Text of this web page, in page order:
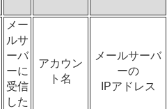
メー
ルサ
ーバ
ーに
受信
した
アカウン
ト名
メールサーバ
ーの
IPアドレス